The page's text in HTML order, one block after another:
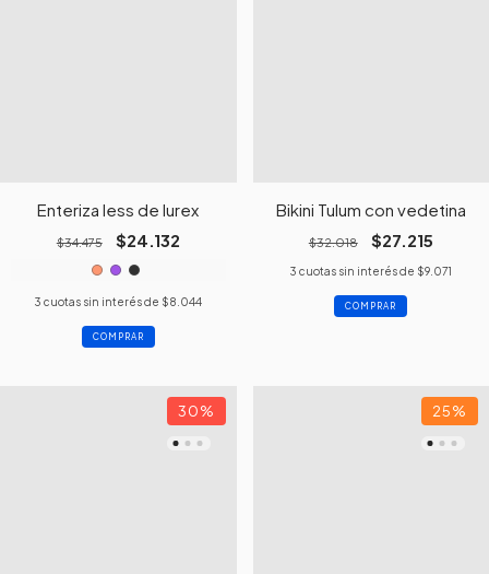
Enteriza less de lurex
$34.475 $24.132
3 cuotas sin interés de $8.044
COMPRAR
Bikini Tulum con vedetina
$32.018 $27.215
3 cuotas sin interés de $9.071
COMPRAR
30% 25%